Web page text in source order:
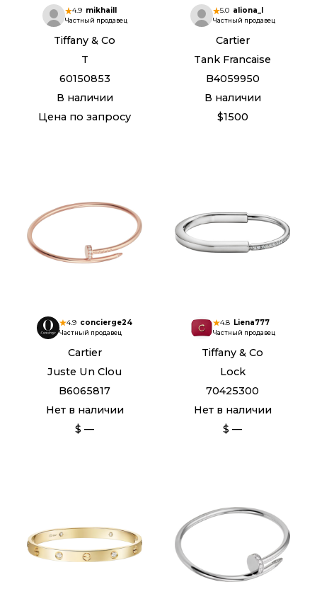
4.9 mikhaill
Частный продавец
Tiffany & Co
T
60150853
В наличии
Цена по запросу
5.0 aliona_l
Частный продавец
Cartier
Tank Francaise
B4059950
В наличии
$1500
4.9 concierge24
Частный продавец
Cartier
Juste Un Clou
B6065817
Нет в наличии
$ —
4.8 Liena777
Частный продавец
Tiffany & Co
Lock
70425300
Нет в наличии
$ —